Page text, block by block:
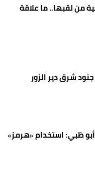
من لقبها.. ما علاقة
ظبي: استخدام «هرمز»